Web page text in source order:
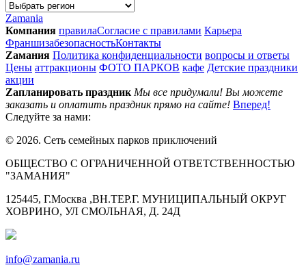
Zamania
Компания правилаСогласие с правилами Карьера
ФраншизабезопасностьКонтакты
Zамания Политика конфиденциальности вопросы и ответы
Цeны аттракционы ФОТО ПАРКОВ кафе Детские праздники
акции
Zапланировать праздник Мы все придумали! Вы можете
заказать и оплатить праздник прямо на сайте! Вперед!
Следуйте за нами:
© 2026. Сеть семейных парков приключений
ОБЩЕСТВО С ОГРАНИЧЕННОЙ ОТВЕТСТВЕННОСТЬЮ
"ЗАМАНИЯ"
125445, Г.Москва ,ВН.ТЕР.Г. МУНИЦИПАЛЬНЫЙ ОКРУГ
ХОВРИНО, УЛ СМОЛЬНАЯ, Д. 24Д
info@zamania.ru